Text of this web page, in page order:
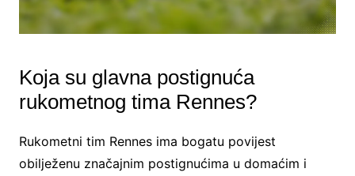
Koja su glavna postignuća
rukometnog tima Rennes?
Rukometni tim Rennes ima bogatu povijest
obilježenu značajnim postignućima u domaćim i